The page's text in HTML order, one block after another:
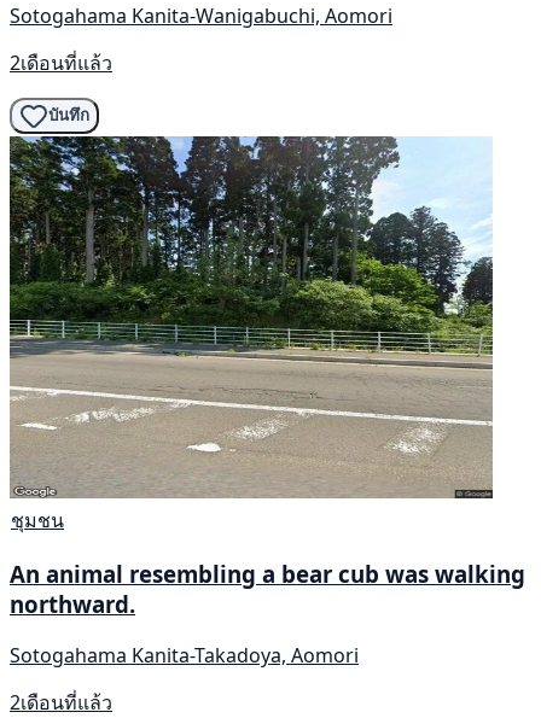
Sotogahama Kanita-Wanigabuchi, Aomori
2เดือนที่แล้ว
บันทึก
ชุมชน
An animal resembling a bear cub was walking
northward.
Sotogahama Kanita-Takadoya, Aomori
2เดือนที่แล้ว